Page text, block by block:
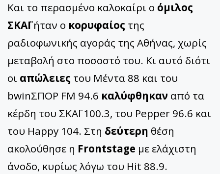
Και το περασμένο καλοκαίρι ο όμιλος
ΣΚΑΪήταν ο κορυφαίος της
ραδιοφωνικής αγοράς της Αθήνας, χωρίς
μεταβολή στο ποσοστό του. Κι αυτό διότι
οι απώλειες του Μέντα 88 και του
bwinΣΠΟΡ FM 94.6 καλύφθηκαν από τα
κέρδη του ΣΚΑΪ 100.3, του Pepper 96.6 και
του Happy 104. Στη δεύτερη θέση
ακολούθησε η Frontstage με ελάχιστη
άνοδο, κυρίως λόγω του Hit 88.9.